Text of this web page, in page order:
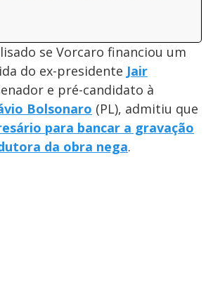
se Vorcaro financiou um
do ex-presidente Jair
e pré-candidato à
Bolsonaro (PL), admitiu que
para bancar a gravação
da obra nega.